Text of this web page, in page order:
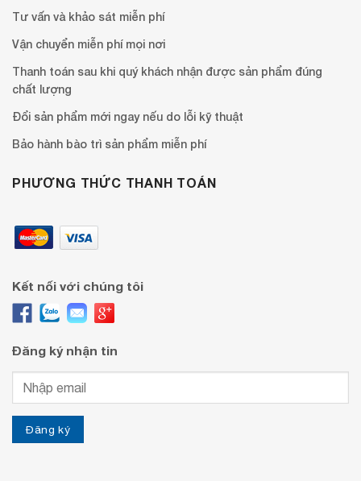
Tư vấn và khảo sát miễn phí
Vận chuyển miễn phí mọi nơi
Thanh toán sau khi quý khách nhận được sản phẩm đúng
chất lượng
Đổi sản phẩm mới ngay nếu do lỗi kỹ thuật
Bảo hành bào trì sản phẩm miễn phí
PHƯƠNG THỨC THANH TOÁN
Kết nối với chúng tôi
Đăng ký nhận tin